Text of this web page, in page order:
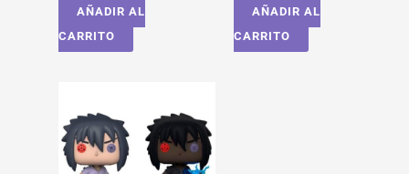
AÑADIR AL
CARRITO
AÑADIR AL
CARRITO